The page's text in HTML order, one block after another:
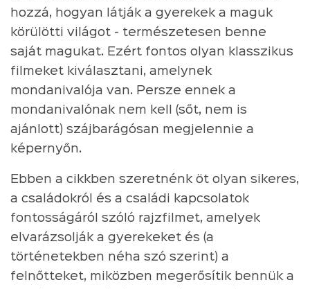
hozzá, hogyan látják a gyerekek a maguk
körülötti világot - természetesen benne
saját magukat. Ezért fontos olyan klasszikus
filmeket kiválasztani, amelynek
mondanivalója van. Persze ennek a
mondanivalónak nem kell (sőt, nem is
ajánlott) szájbarágósan megjelennie a
képernyőn.
Ebben a cikkben szeretnénk öt olyan sikeres,
a családokról és a családi kapcsolatok
fontosságáról szóló rajzfilmet, amelyek
elvarázsolják a gyerekeket és (a
történetekben néha szó szerint) a
felnőtteket, miközben megerősítik bennük a